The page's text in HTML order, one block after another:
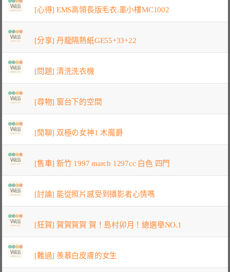
[心得] EMS高領長版毛衣.墨小樓MC1002
[分享] 丹龍隔熱紙GE55+33+22
[問題] 清洗洗衣機
[尋物] 窗台下的空間
[閒聊] 双極の女神1 木魔爵
[售車] 新竹 1997 march 1297cc 白色 四門
[討論] 能從照片感受到攝影者心情嗎
[狂賀] 賀賀賀賀 賀！島村卯月！總選舉NO.1
[難過] 羨慕白皮膚的女生